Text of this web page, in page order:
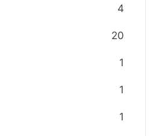
4
20
1
1
1